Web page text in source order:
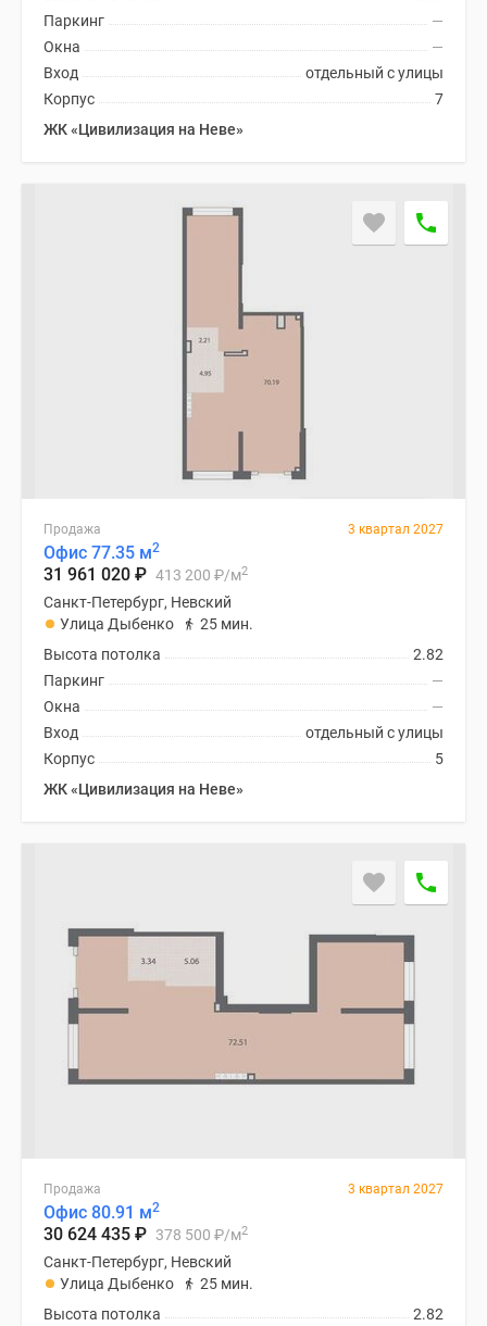
—
Паркинг
—
Окна
отдельный с улицы
Вход
7
Корпус
ЖК «Цивилизация на Неве»
Продажа 3 квартал 2027
Офис 77.35 м2
31 961 020 ₽ 413 200 ₽/м2
Санкт-Петербург, Невский
Улица Дыбенко
25 мин.
2.82
Высота потолка
—
Паркинг
—
Окна
отдельный с улицы
Вход
5
Корпус
ЖК «Цивилизация на Неве»
Продажа 3 квартал 2027
Офис 80.91 м2
30 624 435 ₽ 378 500 ₽/м2
Санкт-Петербург, Невский
Улица Дыбенко
25 мин.
2.82
Высота потолка